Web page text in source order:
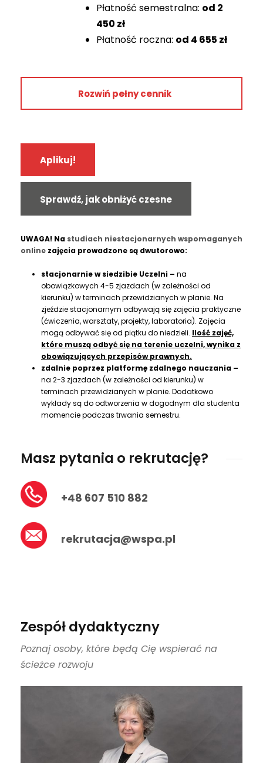
5 510 zł
Całkowity koszt studiów przy płatności ratalnej
Zaoszczędź płacąc rocznie lub
semestralnie!
Całkowity koszt studiów przy płatności rocznej
lub semestralnej
16 200 zł
Płatność semestralna: od 2
450 zł
Płatność roczna: od 4 655 zł
Rok 2
5 415 zł
Rok 3
6 500 zł
6 175 zł
3 250 zł
Całkowity koszt studiów przy płatności ratalnej
Zaoszczędź płacąc rocznie lub
Całkowity koszt studiów przy płatności rocznej
lub semestralnej
17 100 zł
Rozwiń pełny cennik
Aplikuj!
Sprawdź, jak obniżyć czesne
UWAGA! Na studiach niestacjonarnych wspomaganych
online zajęcia prowadzone są dwutorowo:
stacjonarnie w siedzibie Uczelni – na
obowiązkowych 4-5 zjazdach (w zależności od
kierunku) w terminach przewidzianych w planie. Na
zjeździe stacjonarnym odbywają się zajęcia praktyczne
(ćwiczenia, warsztaty, projekty, laboratoria). Zajęcia
mogą odbywać się od piątku do niedzieli. Ilość zajęć,
które muszą odbyć się na terenie uczelni, wynika z
obowiązujących przepisów prawnych.
zdalnie poprzez platformę zdalnego nauczania –
na 2-3 zjazdach (w zależności od kierunku) w
terminach przewidzianych w planie. Dodatkowo
wykłady są do odtworzenia w dogodnym dla studenta
momencie podczas trwania semestru.
Masz pytania o rekrutację?
+48 607 510 882
rekrutacja@wspa.pl
Zespół dydaktyczny
Poznaj osoby, które będą Cię wspierać na
ścieżce rozwoju